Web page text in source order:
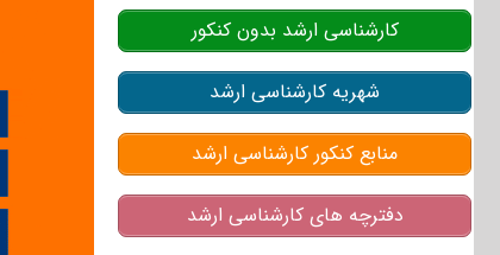
کارشناسی ارشد بدون کنکور
شهریه کارشناسی ارشد
منابع کنکور کارشناسی ارشد
دفترچه های کارشناسی ارشد